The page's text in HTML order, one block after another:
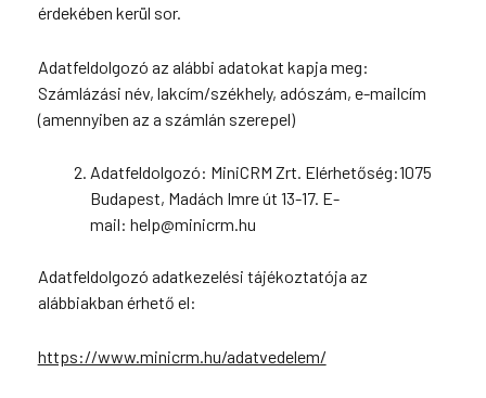
érdekében kerül sor.
Adatfeldolgozó az alábbi adatokat kapja meg:
Számlázási név, lakcím/székhely, adószám, e-mailcím
(amennyiben az a számlán szerepel)
Adatfeldolgozó: MiniCRM Zrt. Elérhetőség:1075
Budapest, Madách Imre út 13-17. E-
mail: help@minicrm.hu
Adatfeldolgozó adatkezelési tájékoztatója az
alábbiakban érhető el:
https://www.minicrm.hu/adatvedelem/